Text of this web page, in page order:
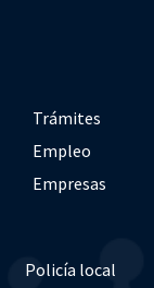
Trámites
Empleo
Empresas
Policía local